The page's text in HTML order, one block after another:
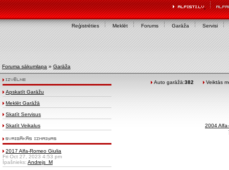
Reģistrēties Meklēt Forums Garāža Servisi
Foruma sākumlapa » Garāža
Apskatīt Garāžu
Meklēt Garāžā
Skatīt Servisus
Skatīt Veikalus
2017 Alfa-Romeo Giulia
Fri Oct 27, 2023 4:53 pm
Īpašnieks: Andrejs_M
Auto garāžā:382 Veiktās
2004